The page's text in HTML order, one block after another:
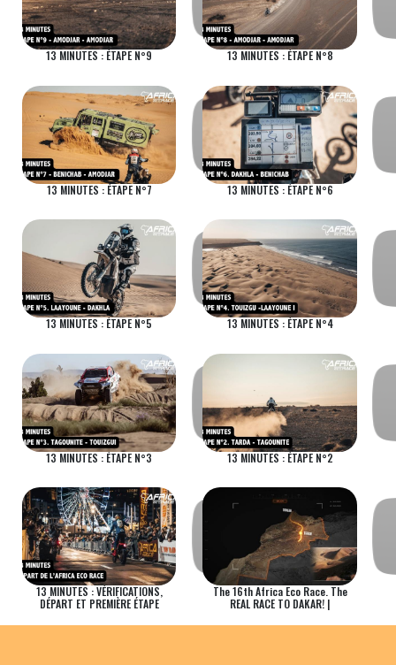
13 MINUTES : ÉTAPE N°9 13 MINUTES : ÉTAPE N°8
13 MINUTES : ÉTAPE N°7 13 MINUTES : ÉTAPE N°6
13 MINUTES : ÉTAPE N°5 13 MINUTES : ÉTAPE N°4
13 MINUTES : ÉTAPE N°3 13 MINUTES : ÉTAPE N°2
13 MINUTES : VÉRIFICATIONS,
DÉPART ET PREMIÈRE ÉTAPE
The 16th Africa Eco Race. The
REAL RACE TO DAKAR! |